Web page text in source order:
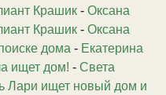
Крашик - Оксана
Крашик - Оксана
дома - Екатерина
ищет дом! - Света
Лари ищет новый дом и